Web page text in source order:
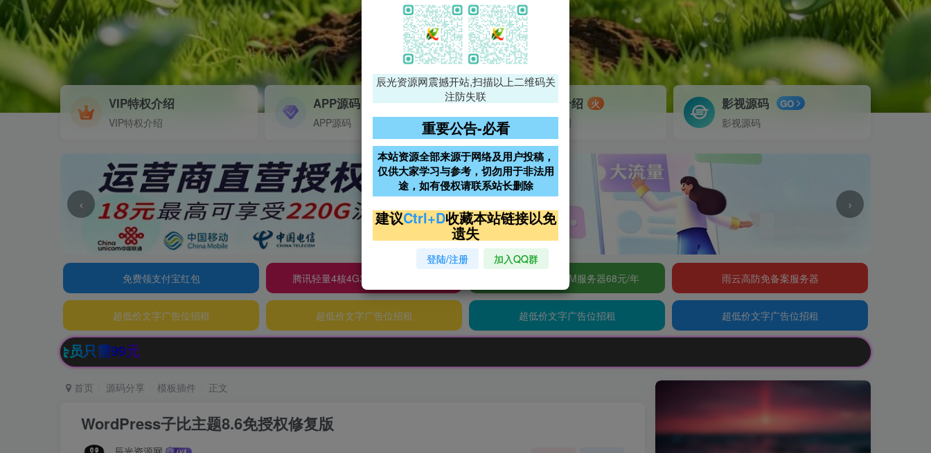
VIP特权介绍
VIP特权介绍
APP源码
APP源码
VIP特权介绍 火
VIP特权介绍
影视源码 GO
影视源码
‹ ›
免费领支付宝红包 腾讯轻量4核4G3M服务器38元/年 阿里云2核2G200M服务器68元/年 雨云高防免备案服务器
超低价文字广告位招租 超低价文字广告位招租 超低价文字广告位招租 超低价文字广告位招租
公告：欢迎访问辰
首页 源码分享 模板插件 正文
WordPress子比主题8.6免授权修复版
辰光资源网震撼开站,扫描以上二维码关
注防失联
重要公告-必看
本站资源全部来源于网络及用户投稿，
仅供大家学习与参考，切勿用于非法用
途，如有侵权请联系站长删除
建议Ctrl+D收藏本站链接以免
遗失
登陆/注册 加入QQ群